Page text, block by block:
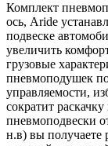
Комплект
ось, Aride
подвеске
увеличить
грузовые
пневмоподушек
управляемости,
сократит
пневмоподвески
н.в) вы получаете